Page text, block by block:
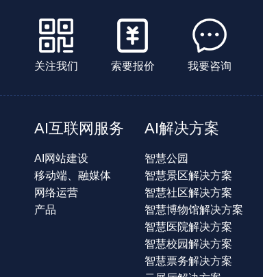
关注我们 索要报价 我要咨询
AI互联网服务
AI网站建设
移动端、融媒体
网络运营
产品
AI解决方案
智慧公园
智慧景区解决方案
智慧社区解决方案
智慧博物馆解决方案
智慧医院解决方案
智慧校园解决方案
智慧票务解决方案